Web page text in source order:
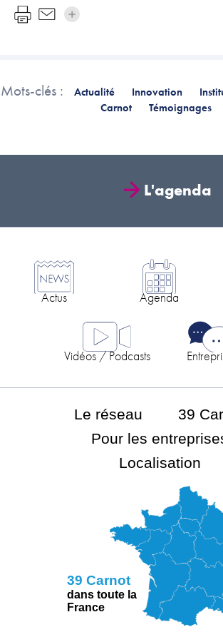
Mots-clés : Actualité Innovation
Carnot
Témoignages
L'agenda
Actus Agenda
Vidéos / Podcasts
Le réseau
39
Pour les
Localisation
39 Carnot
dans toute la
France